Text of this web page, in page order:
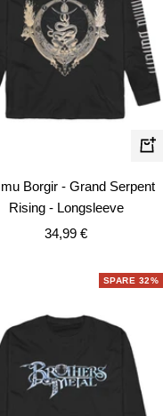
Borgir - Grand Serpent
Rising - Longsleeve
Angebotspreis
34,99 €
SPARE 32%